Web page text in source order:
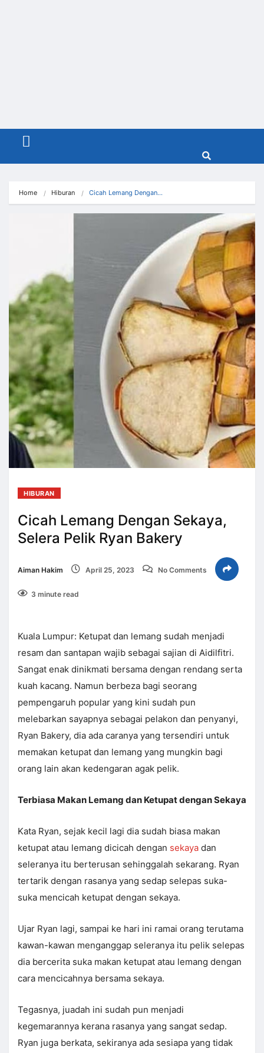
Menu
Home Hiburan Cicah Lemang Dengan…
HIBURAN
Cicah Lemang Dengan Sekaya,
Selera Pelik Ryan Bakery
Aiman Hakim April 25, 2023 No Comments
3 minute read
Kuala Lumpur: Ketupat dan lemang sudah menjadi
resam dan santapan wajib sebagai sajian di Aidilfitri.
Sangat enak dinikmati bersama dengan rendang serta
kuah kacang. Namun berbeza bagi seorang
pempengaruh popular yang kini sudah pun
melebarkan sayapnya sebagai pelakon dan penyanyi,
Ryan Bakery, dia ada caranya yang tersendiri untuk
memakan ketupat dan lemang yang mungkin bagi
orang lain akan kedengaran agak pelik.
Terbiasa Makan Lemang dan Ketupat dengan Sekaya
Kata Ryan, sejak kecil lagi dia sudah biasa makan
ketupat atau lemang dicicah dengan sekaya dan
seleranya itu berterusan sehinggalah sekarang. Ryan
tertarik dengan rasanya yang sedap selepas suka-
suka mencicah ketupat dengan sekaya.
Ujar Ryan lagi, sampai ke hari ini ramai orang terutama
kawan-kawan menganggap seleranya itu pelik selepas
dia bercerita suka makan ketupat atau lemang dengan
cara mencicahnya bersama sekaya.
Tegasnya, juadah ini sudah pun menjadi
kegemarannya kerana rasanya yang sangat sedap.
Ryan juga berkata, sekiranya ada sesiapa yang tidak